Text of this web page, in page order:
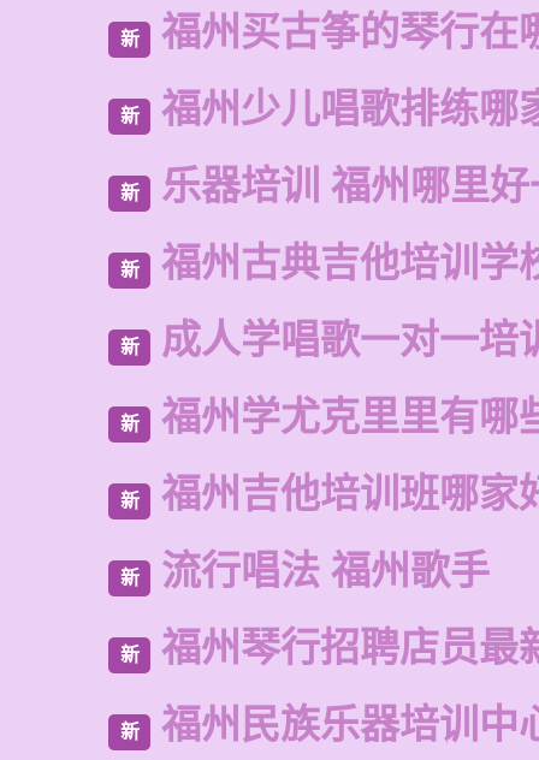
新 福州买古筝的琴行在
新 福州少儿唱歌排练哪
新 乐器培训 福州哪里
新 福州古典吉他培训学
新 成人学唱歌一对一培
新 福州学尤克里里有哪
新 福州吉他培训班哪家
新 流行唱法 福州歌手
新 福州琴行招聘店员最
新 福州民族乐器培训中